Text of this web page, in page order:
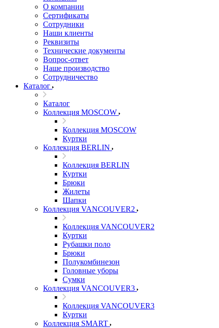
О компании
Сертификаты
Сотрудники
Наши клиенты
Реквизиты
Технические документы
Вопрос-ответ
Наше производство
Сотрудничество
Каталог
Каталог
Коллекция MOSCOW
Коллекция MOSCOW
Куртки
Коллекция BERLIN
Коллекция BERLIN
Куртки
Брюки
Жилеты
Шапки
Коллекция VANCOUVER2
Коллекция VANCOUVER2
Куртки
Рубашки поло
Брюки
Полукомбинезон
Головные уборы
Сумки
Коллекция VANCOUVER3
Коллекция VANCOUVER3
Куртки
Коллекция SMART